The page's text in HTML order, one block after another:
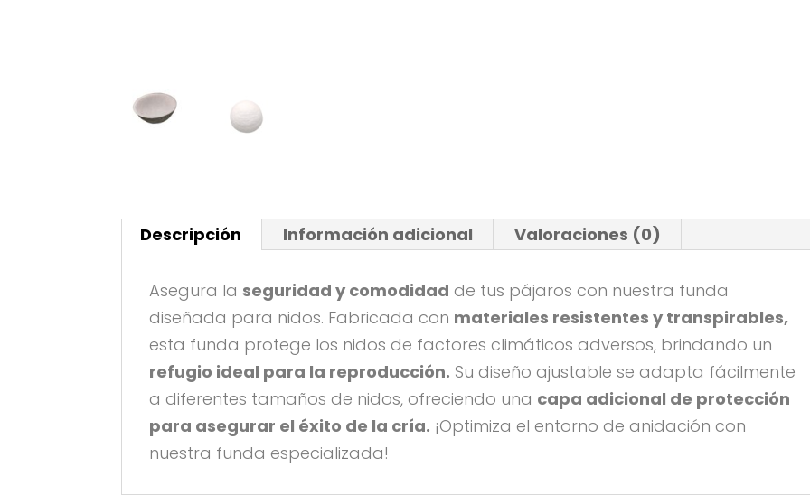
Descripción Información adicional Valoraciones (0)
Asegura la seguridad y comodidad de tus pájaros con nuestra funda
diseñada para nidos. Fabricada con materiales resistentes y transpirables,
esta funda protege los nidos de factores climáticos adversos, brindando un
refugio ideal para la reproducción. Su diseño ajustable se adapta fácilmente
a diferentes tamaños de nidos, ofreciendo una capa adicional de protección
para asegurar el éxito de la cría. ¡Optimiza el entorno de anidación con
nuestra funda especializada!